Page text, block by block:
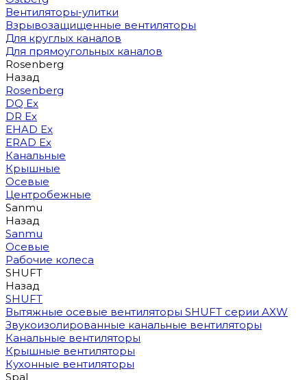
Вентиляторы-улитки
Взрывозащищенные вентиляторы
Для круглых каналов
Для прямоугольных каналов
Rosenberg
Назад
Rosenberg
DQ Ex
DR Ex
EHAD Ex
ERAD Ex
Канальные
Крышные
Осевые
Центробежные
Sanmu
Назад
Sanmu
Осевые
Рабочие колеса
SHUFT
Назад
SHUFT
Вытяжные осевые вентиляторы SHUFT серии AXW
Звукоизолированные канальные вентиляторы
Канальные вентиляторы
Крышные вентиляторы
Кухонные вентиляторы
Spal